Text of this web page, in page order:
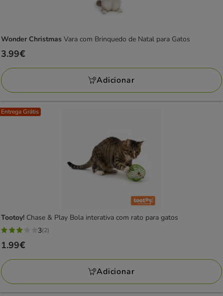
Wonder Christmas Vara com Brinquedo de Natal para Gatos
Preço
3.99€
3.99€
Adicionar
Entrega Grátis
Tootoy! Chase & Play Bola interativa com rato para gatos
3
estrelas
com
2
avaliações
3(2)
Preço
1.99€
1.99€
Adicionar